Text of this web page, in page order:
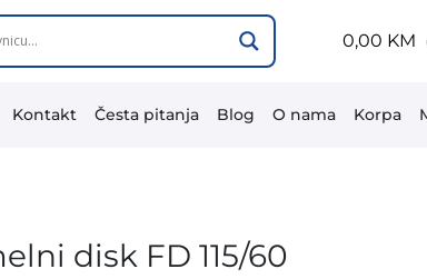
0,00 KM
Kontakt Česta pitanja Blog O nama Korpa
disk FD 115/60